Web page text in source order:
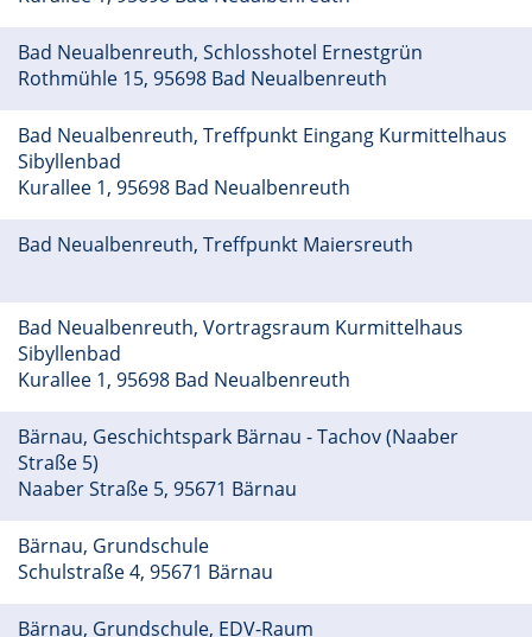
Bad Neualbenreuth, Schlosshotel Ernestgrün
Rothmühle 15, 95698 Bad Neualbenreuth
Bad Neualbenreuth, Treffpunkt Eingang Kurmittelhaus
Sibyllenbad
Kurallee 1, 95698 Bad Neualbenreuth
Bad Neualbenreuth, Treffpunkt Maiersreuth
Bad Neualbenreuth, Vortragsraum Kurmittelhaus
Sibyllenbad
Kurallee 1, 95698 Bad Neualbenreuth
Bärnau, Geschichtspark Bärnau - Tachov (Naaber
Straße 5)
Naaber Straße 5, 95671 Bärnau
Bärnau, Grundschule
Schulstraße 4, 95671 Bärnau
Bärnau, Grundschule, EDV-Raum